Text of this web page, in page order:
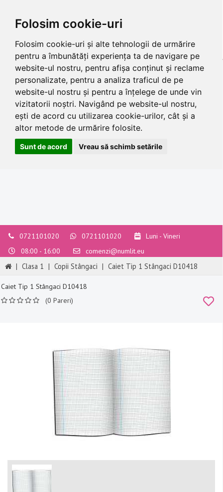
Folosim cookie-uri
Folosim cookie-uri și alte tehnologii de urmărire
pentru a îmbunătăți experiența ta de navigare pe
website-ul nostru, pentru afișa conținut și reclame
personalizate, pentru a analiza traficul de pe
website-ul nostru și pentru a înțelege de unde vin
vizitatorii noștri. Navigând pe website-ul nostru,
ești de acord cu utilizarea cookie-urilor, cât și a
altor metode de urmărire folosite.
Sunt de acord Vreau să schimb setările
0721101020 0721101020
Luni - Vineri
08:00 - 16:00
comenzi@numlit.eu
| Clasa 1 | Copii Stângaci | Caiet Tip 1 Stângaci D10418
Caiet Tip 1 Stângaci D10418
(0 Pareri)